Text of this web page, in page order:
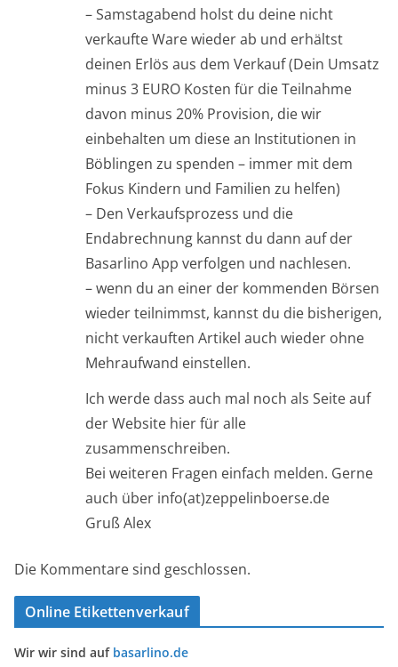
– Samstagabend holst du deine nicht
verkaufte Ware wieder ab und erhältst
deinen Erlös aus dem Verkauf (Dein Umsatz
minus 3 EURO Kosten für die Teilnahme
davon minus 20% Provision, die wir
einbehalten um diese an Institutionen in
Böblingen zu spenden – immer mit dem
Fokus Kindern und Familien zu helfen)
– Den Verkaufsprozess und die
Endabrechnung kannst du dann auf der
Basarlino App verfolgen und nachlesen.
– wenn du an einer der kommenden Börsen
wieder teilnimmst, kannst du die bisherigen,
nicht verkauften Artikel auch wieder ohne
Mehraufwand einstellen.
Ich werde dass auch mal noch als Seite auf
der Website hier für alle
zusammenschreiben.
Bei weiteren Fragen einfach melden. Gerne
auch über info(at)zeppelinboerse.de
Gruß Alex
Die Kommentare sind geschlossen.
Online Etikettenverkauf
Wir wir sind auf basarlino.de